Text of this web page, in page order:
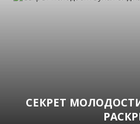
СЕКРЕТ